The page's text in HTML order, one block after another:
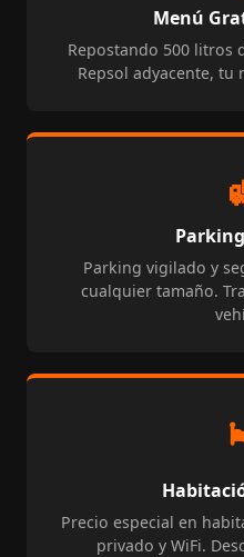
Menú
Repostando 500 litros
Repsol adyacente, tu
Parking vigilado y
cualquier tamaño.
Precio especial en
privado y WiFi.